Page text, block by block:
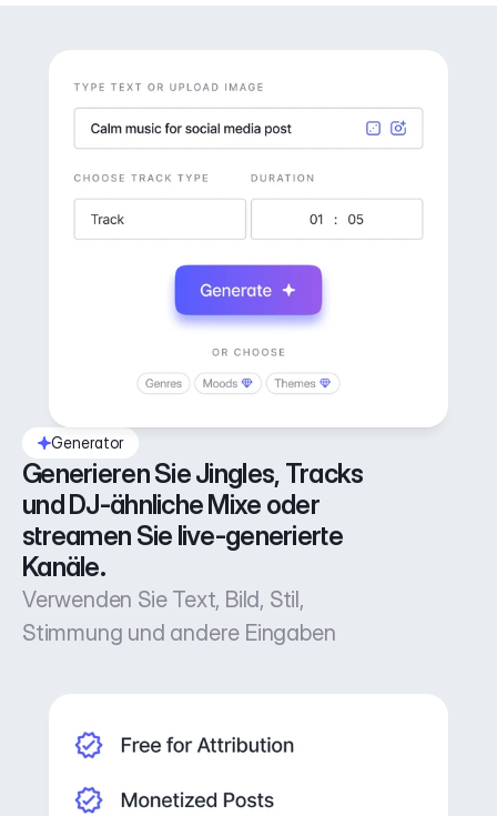
Generator
Generieren Sie Jingles, Tracks
und DJ-ähnliche Mixe oder
streamen Sie live-generierte
Kanäle.
Verwenden Sie Text, Bild, Stil,
Stimmung und andere Eingaben